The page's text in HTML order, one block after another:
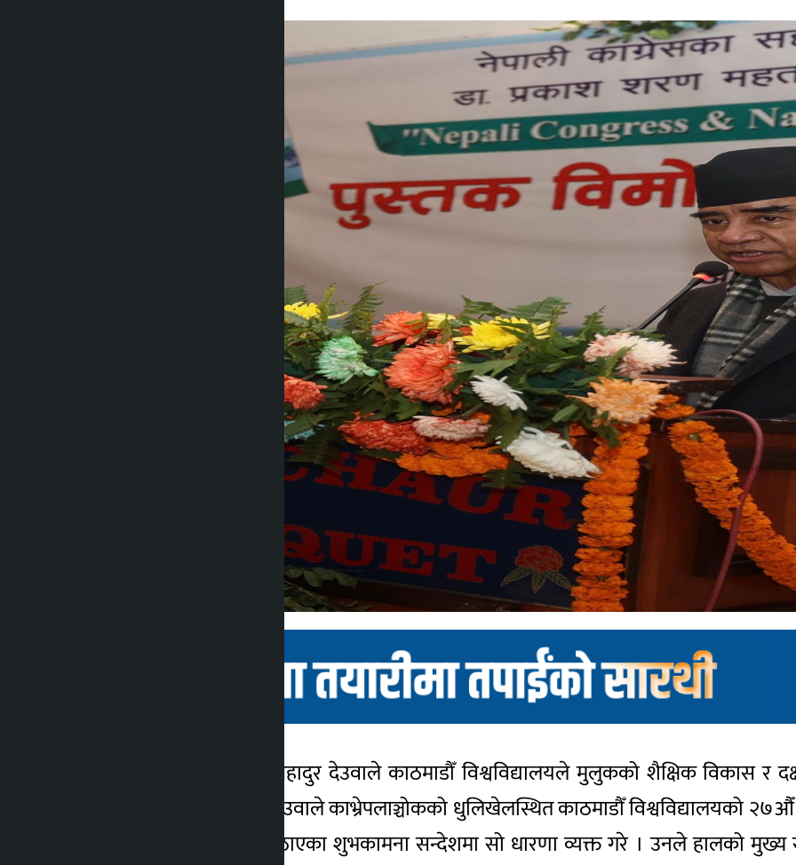
काठमाडौँ । प्रधानमन्त्री शेरबहादुर देउवाले काठमाडौँ विश्वविद्यालयले मुलुकको शैक्षिक विकास र
बताएका छन् । प्रधानमन्त्री देउवाले काभ्रेपलाञ्चोकको धुलिखेलस्थित काठमाडौँ विश्वविद्यालयको
तथा स्नातक विद्यार्थीलाई पठाएका शुभकामना सन्देशमा सो धारणा व्यक्त गरे । उनले हालको मुख्य